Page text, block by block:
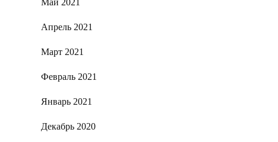
Май 2021
Апрель 2021
Март 2021
Февраль 2021
Январь 2021
Декабрь 2020